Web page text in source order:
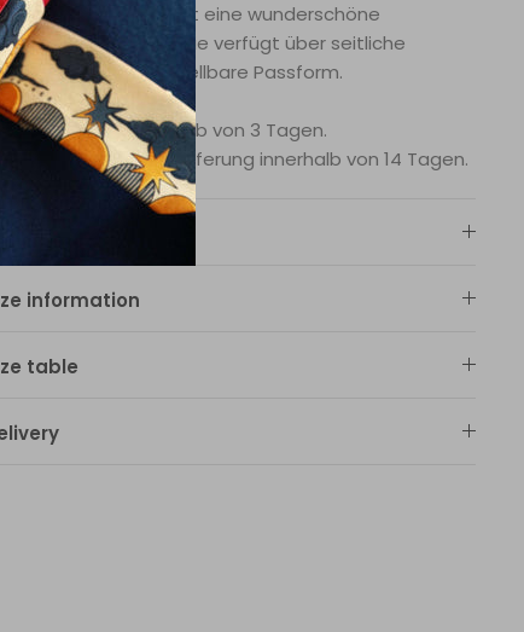
Side-Bikini-Hose hat eine wunderschöne
Überlagerung. Sie verfügt über seitliche
für eine verstellbare Passform.
Lieferung innerhalb von 3 Tagen.
auf Bestellung, Lieferung innerhalb von 14 Tagen.
information
table